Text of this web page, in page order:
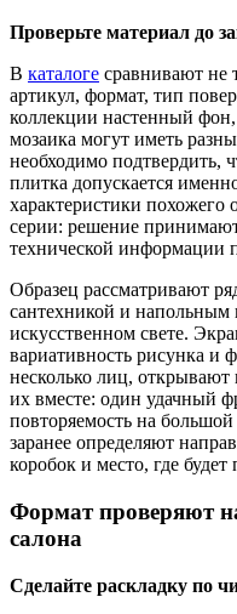
Проверьте материал до
В каталоге сравнивают не
артикул, формат, тип
коллекции настенный
мозаика могут иметь
необходимо подтвердить,
плитка допускается
характеристики похожего
серии: решение
технической информации
Образец рассматривают
сантехникой и
искусственном свете.
вариативность рисунка и
несколько лиц, открывают
их вместе: один удачный
повторяемость на
заранее определяют
коробок и место, где
Формат проверяют
салона
Сделайте раскладку по